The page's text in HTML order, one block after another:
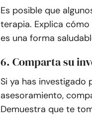
Es posible que
terapia. Explica
es una forma
6. Comparta su
Si ya has
asesoramiento,
Demuestra que te